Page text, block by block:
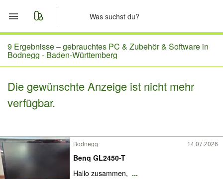
Start
Merkliste
Nachrichten
9 Ergebnisse –gebrauchtes PC & Zubehör & Software in
Bodnegg - Baden-Württemberg
Die gewünschte Anzeige ist nicht mehr
verfügbar.
Bodnegg 14.07.2026
Benq GL2450-T
Hallo zusammen, ...